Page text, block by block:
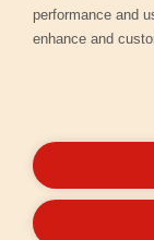
Garancia
performance and
enhance and